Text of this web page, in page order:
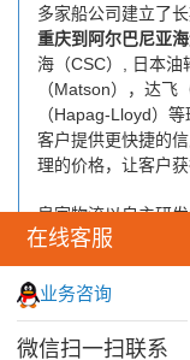
多家船公司建立了
重庆到阿尔巴尼亚
海（CSC）, 日本油
（Matson），达飞
（Hapag-Lloyd）
客户提供更快捷的
理的价格，让客户
皇家物流以自主研
国家有自己的代理
和重庆至阿尔巴尼
到门运输模式，将
为了保证重庆到阿
在线客服
业务咨询
微信扫一扫联系